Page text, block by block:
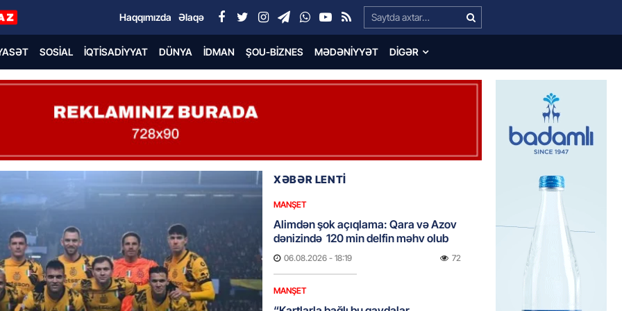
Search…
Haqqımızda Əlaqə
SOSIAL İQTISADIYYAT DÜNYA İDMAN ŞOU-BIZNES MƏDƏNIYYƏT DIGƏR
XƏBƏR LENTİ
MANŞET
Alimdən şok açıqlama: Qara və Azov
dənizində 120 min delfin məhv olub
06.08.2026 - 18:19 72
MANŞET